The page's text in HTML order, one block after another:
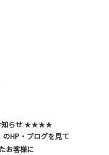
らせ★★★★
HP・ブログを見て
お客様に